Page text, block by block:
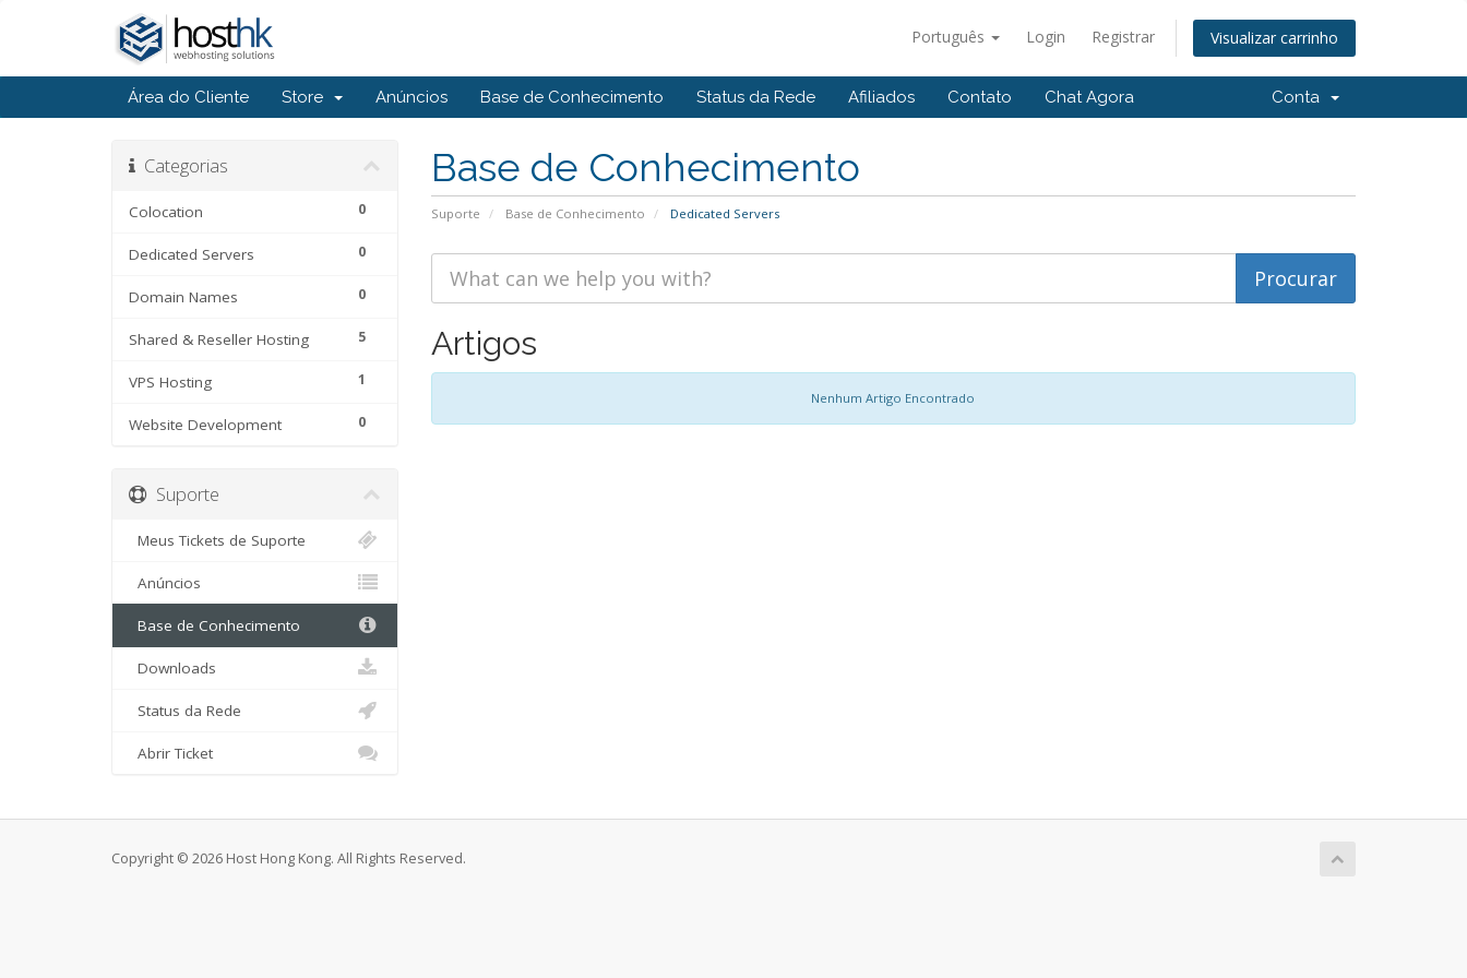
Português Login Registrar Visualizar carrinho
Área do Cliente Store Anúncios Base de Conhecimento Status da Rede Afiliados Contato Chat Agora Conta
Base de Conhecimento
Suporte Base de Conhecimento Dedicated Servers
Categorias
0
Colocation
0
Dedicated Servers
0
Domain Names
5
Shared & Reseller Hosting
1
VPS Hosting
0
Website Development
Artigos
Nenhum Artigo Encontrado
Suporte
Meus Tickets de Suporte
Anúncios
Base de Conhecimento
Downloads
Status da Rede
Abrir Ticket
Copyright © 2026 Host Hong Kong. All Rights Reserved.